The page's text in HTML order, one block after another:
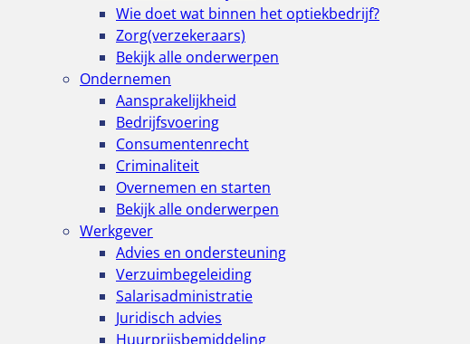
Wie doet wat binnen het optiekbedrijf?
Zorg(verzekeraars)
Bekijk alle onderwerpen
Ondernemen
Aansprakelijkheid
Bedrijfsvoering
Consumentenrecht
Criminaliteit
Overnemen en starten
Bekijk alle onderwerpen
Werkgever
Advies en ondersteuning
Verzuimbegeleiding
Salarisadministratie
Juridisch advies
Huurprijsbemiddeling